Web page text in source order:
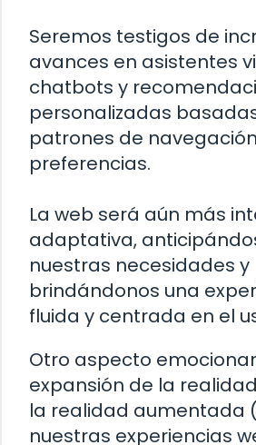
Seremos testigos de
avances en asistentes
chatbots y
personalizadas
patrones de
preferencias.
La web será aún más
adaptativa,
nuestras necesidades y
brindándonos una
fluida y centrada en el
Otro aspecto
expansión de la
la realidad aumentada
nuestras experiencias